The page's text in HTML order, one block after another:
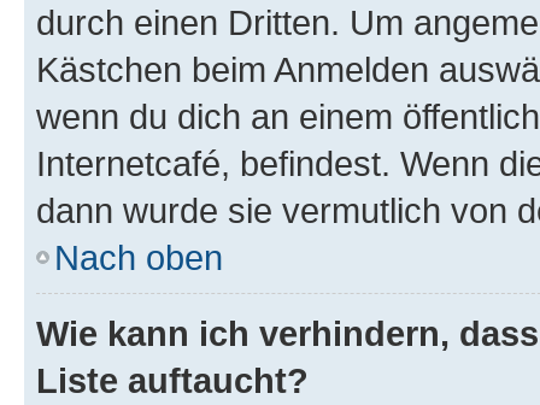
durch einen Dritten. Um
Kästchen beim Anmelden
wenn du dich an einem
Internetcafé, befindest. Wenn
dann wurde sie vermutlich von
Nach oben
Wie kann ich verhindern,
Liste auftaucht?